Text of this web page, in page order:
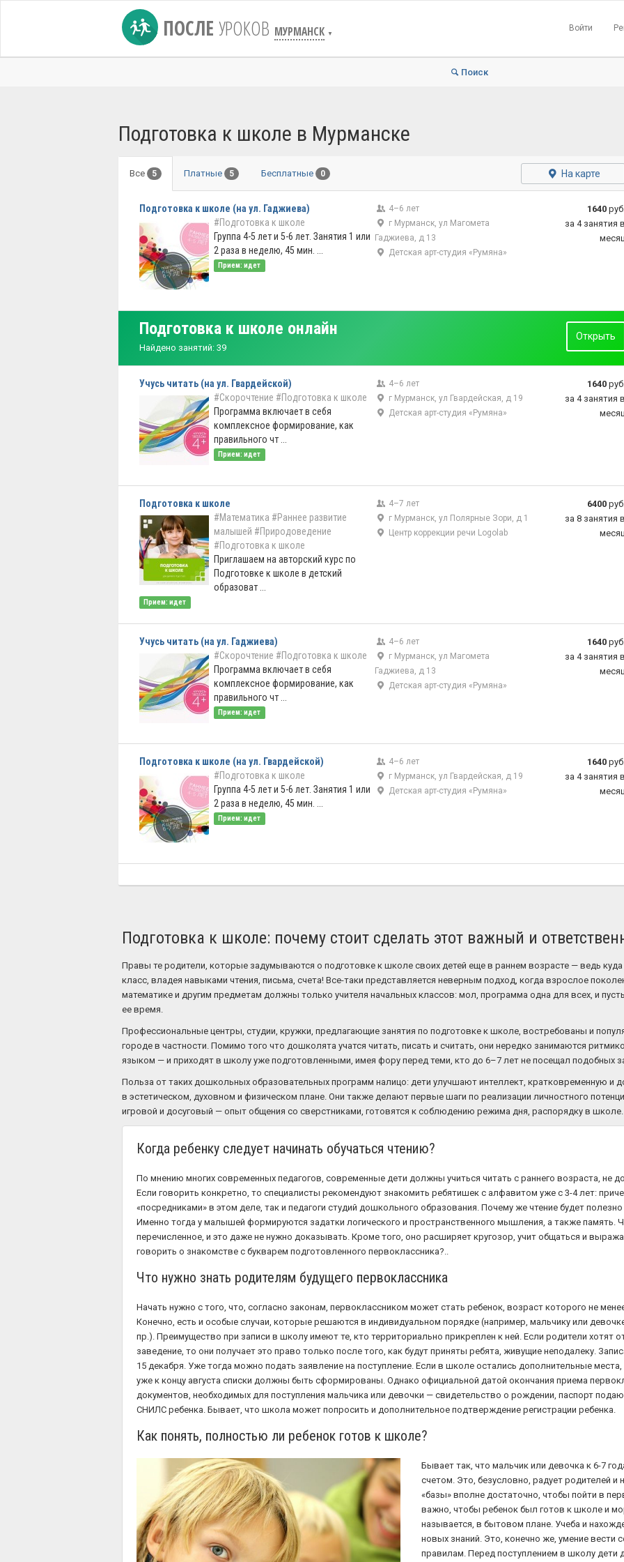
ПОСЛЕ УРОКОВ МУРМАНСК ▼
Войти
Поиск
Подготовка к школе в Мурманске
Все 5 Платные 5 Бесплатные 0 На карте
Подготовка к школе (на ул. Гаджиева)
#Подготовка к школе
Группа 4-5 лет и 5-6 лет. Занятия 1 или
2 раза в неделю, 45 мин. ...
Прием: идет
4–6 лет
г Мурманск, ул Магомета
Гаджиева, д 13
Детская арт-студия «Румяна»
1640
за 4 занятия в
Подготовка к школе онлайн
Найдено занятий: 39
Открыть
Учусь читать (на ул. Гвардейской)
#Скорочтение #Подготовка к школе
Программа включает в себя
комплексное формирование, как
правильного чт ...
Прием: идет
4–6 лет
г Мурманск, ул Гвардейская, д 19
Детская арт-студия «Румяна»
1640
за 4 занятия в
Подготовка к школе
#Математика #Раннее развитие
малышей #Природоведение
#Подготовка к школе
Приглашаем на авторский курс по
Подготовке к школе в детский
образоват ...
Прием: идет
4–7 лет
г Мурманск, ул Полярные Зори, д 1
Центр коррекции речи Logolab
6400
за 8 занятия в
Учусь читать (на ул. Гаджиева)
#Скорочтение #Подготовка к школе
Программа включает в себя
комплексное формирование, как
правильного чт ...
Прием: идет
4–6 лет
г Мурманск, ул Магомета
Гаджиева, д 13
Детская арт-студия «Румяна»
1640
за 4 занятия в
Подготовка к школе (на ул. Гвардейской)
#Подготовка к школе
Группа 4-5 лет и 5-6 лет. Занятия 1 или
2 раза в неделю, 45 мин. ...
Прием: идет
4–6 лет
г Мурманск, ул Гвардейская, д 19
Детская арт-студия «Румяна»
1640
за 4 занятия в
Подготовка к школе: почему стоит сделать этот важный и
Правы те родители, которые задумываются о подготовке к школе своих детей еще в раннем возрасте — ведь
класс, владея навыками чтения, письма, счета! Все-таки представляется неверным подход, когда взрослое
математике и другим предметам должны только учителя начальных классов: мол, программа одна для всех, и
ее время.
Профессиональные центры, студии, кружки, предлагающие занятия по подготовке к школе, востребованы и
городе в частности. Помимо того что дошколята учатся читать, писать и считать, они нередко занимаются
языком — и приходят в школу уже подготовленными, имея фору перед теми, кто до 6–7 лет не посещал подобных
Польза от таких дошкольных образовательных программ налицо: дети улучшают интеллект, кратковременную и
в эстетическом, духовном и физическом плане. Они также делают первые шаги по реализации личностного
игровой и досуговый — опыт общения со сверстниками, готовятся к соблюдению режима дня, распорядку в школе.
Когда ребенку следует начинать обучаться чтению?
По мнению многих современных педагогов, современные дети должны учиться читать с раннего возраста, не
Если говорить конкретно, то специалисты рекомендуют знакомить ребятишек с алфавитом уже с 3-4 лет:
«посредниками» в этом деле, так и педагоги студий дошкольного образования. Почему же чтение будет
Именно тогда у малышей формируются задатки логического и пространственного мышления, а также память.
перечисленное, и это даже не нужно доказывать. Кроме того, оно расширяет кругозор, учит общаться и
говорить о знакомстве с букварем подготовленного первоклассника?..
Что нужно знать родителям будущего первоклассника
Начать нужно с того, что, согласно законам, первоклассником может стать ребенок, возраст которого не
Конечно, есть и особые случаи, которые решаются в индивидуальном порядке (например, мальчику или
пр.). Преимущество при записи в школу имеют те, кто территориально прикреплен к ней. Если родители хотят
заведение, то они получает это право только после того, как будут приняты ребята, живущие неподалеку.
15 декабря. Уже тогда можно подать заявление на поступление. Если в школе остались дополнительные
уже к концу августа списки должны быть сформированы. Однако официальной датой окончания приема
документов, необходимых для поступления мальчика или девочки — свидетельство о рождении, паспорт
СНИЛС ребенка. Бывает, что школа может попросить и дополнительное подтверждение регистрации ребенка.
Как понять, полностью ли ребенок готов к школе?
Бывает так, что мальчик или девочка к 6-7
счетом. Это, безусловно, радует родителей и
«базы» вполне достаточно, чтобы пойти в
важно, чтобы ребенок был готов к школе и
называется, в бытовом плане. Учеба и
новых знаний. Это, конечно же, умение вести
правилам. Перед поступлением в школу дети